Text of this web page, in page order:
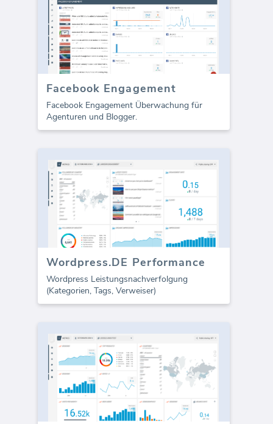
Facebook Engagement
Facebook Engagement Überwachung für
Agenturen und Blogger.
Wordpress.DE Performance
Wordpress Leistungsnachverfolgung
(Kategorien, Tags, Verweiser)